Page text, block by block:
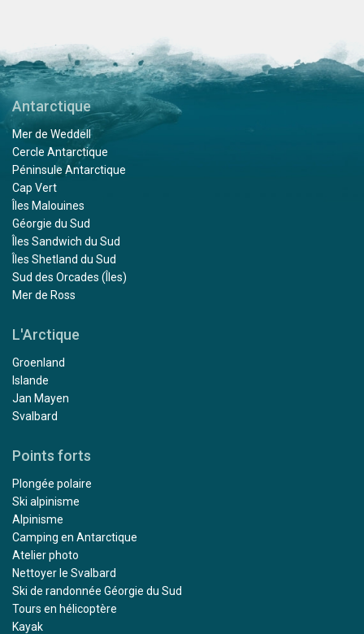
Antarctique
Mer de Weddell
Cercle Antarctique
Péninsule Antarctique
Cap Vert
Îles Malouines
Géorgie du Sud
Îles Sandwich du Sud
Îles Shetland du Sud
Sud des Orcades (Îles)
Mer de Ross
L'Arctique
Groenland
Islande
Jan Mayen
Svalbard
Points forts
Plongée polaire
Ski alpinisme
Alpinisme
Camping en Antarctique
Atelier photo
Nettoyer le Svalbard
Ski de randonnée Géorgie du Sud
Tours en hélicoptère
Kayak